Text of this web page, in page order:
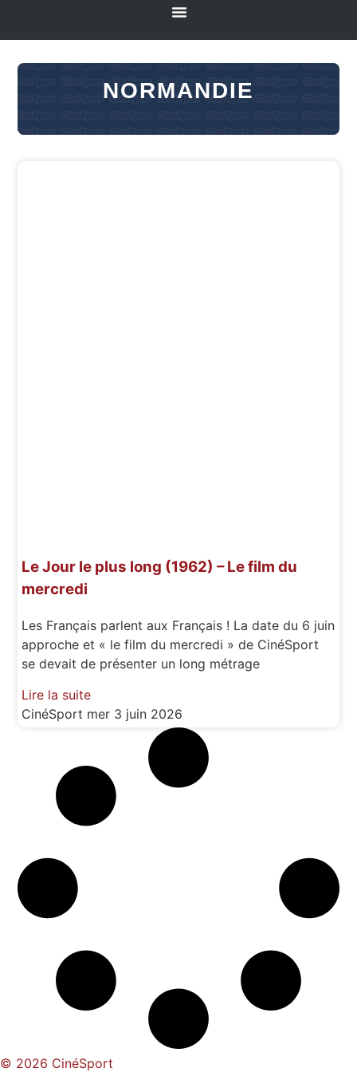
NORMANDIE
Le Jour le plus long (1962) – Le film du
mercredi
Les Français parlent aux Français ! La date du 6 juin
approche et « le film du mercredi » de CinéSport
se devait de présenter un long métrage
Lire la suite
CinéSport mer 3 juin 2026
© 2026 CinéSport